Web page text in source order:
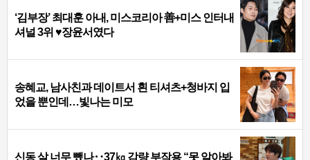
‘김부장’ 최대훈 아내, 미스코리아 善+미스 인터내
셔널 3위 ♥장윤서였다
송혜교, 남사친과 데이트서 흰 티셔츠+청바지 입
었을 뿐인데…빛나는 미모
신동 살 너무 뺐나‥37㎏ 감량 부작용 “못 알아봐